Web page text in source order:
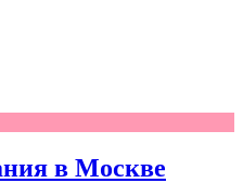
в Москве